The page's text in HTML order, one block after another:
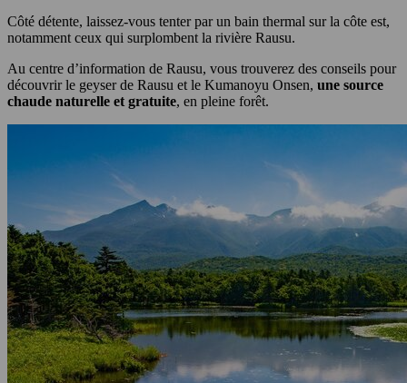
Côté détente, laissez-vous tenter par un bain thermal sur la côte est,
notamment ceux qui surplombent la rivière Rausu.
Au centre d’information de Rausu, vous trouverez des conseils pour
découvrir le geyser de Rausu et le Kumanoyu Onsen, une source
chaude naturelle et gratuite, en pleine forêt.